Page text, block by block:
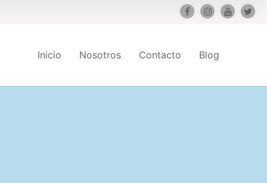
Inicio Nosotros Contacto Blog